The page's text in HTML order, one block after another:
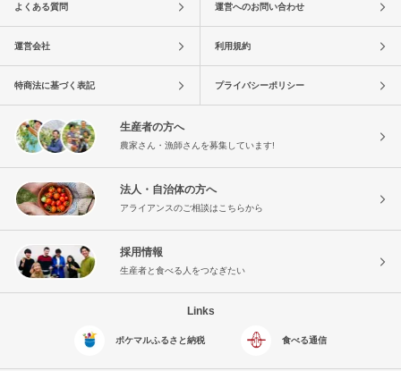
よくある質問 運営へのお問い合わせ
運営会社 利用規約
特商法に基づく表記 プライバシーポリシー
生産者の方へ
農家さん・漁師さんを募集しています!
法人・自治体の方へ
アライアンスのご相談はこちらから
採用情報
生産者と食べる人をつなぎたい
Links
ポケマルふるさと納税 食べる通信